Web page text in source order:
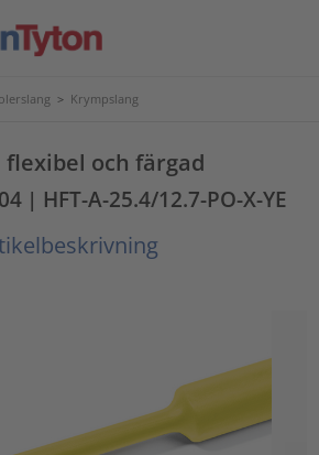
> Krympslang
flexibel och färgad
| HFT-A-25.4/12.7-PO-X-YE